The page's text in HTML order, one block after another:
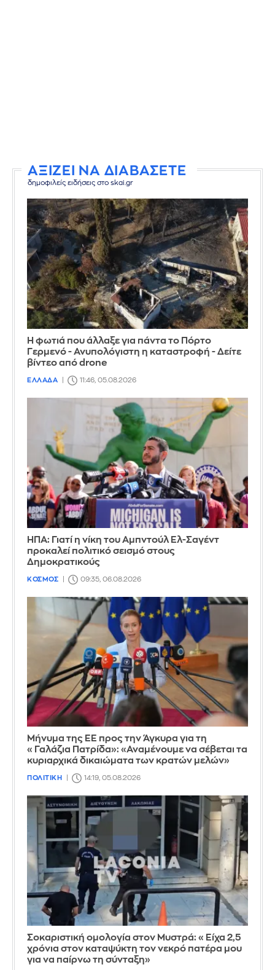
ΑΞΙΖΕΙ ΝΑ ΔΙΑΒΑΣΕΤΕ
δημοφιλείς ειδήσεις στο skai.gr
Η φωτιά που άλλαξε για πάντα το Πόρτο
Γερμενό - Ανυπολόγιστη η καταστροφή - Δείτε
βίντεο από drone
ΕΛΛΑΔΑ 11:46, 05.08.2026
ΗΠΑ: Γιατί η νίκη του Αμπντούλ Ελ-Σαγέντ
προκαλεί πολιτικό σεισμό στους
Δημοκρατικούς
ΚΟΣΜΟΣ 09:35, 06.08.2026
Μήνυμα της ΕΕ προς την Άγκυρα για τη
«Γαλάζια Πατρίδα»: «Αναμένουμε να σέβεται τα
κυριαρχικά δικαιώματα των κρατών μελών»
ΠΟΛΙΤΙΚΗ 14:19, 05.08.2026
Σοκαριστική ομολογία στον Μυστρά: «Είχα 2,5
χρόνια στον καταψύκτη τον νεκρό πατέρα μου
για να παίρνω τη σύνταξη»